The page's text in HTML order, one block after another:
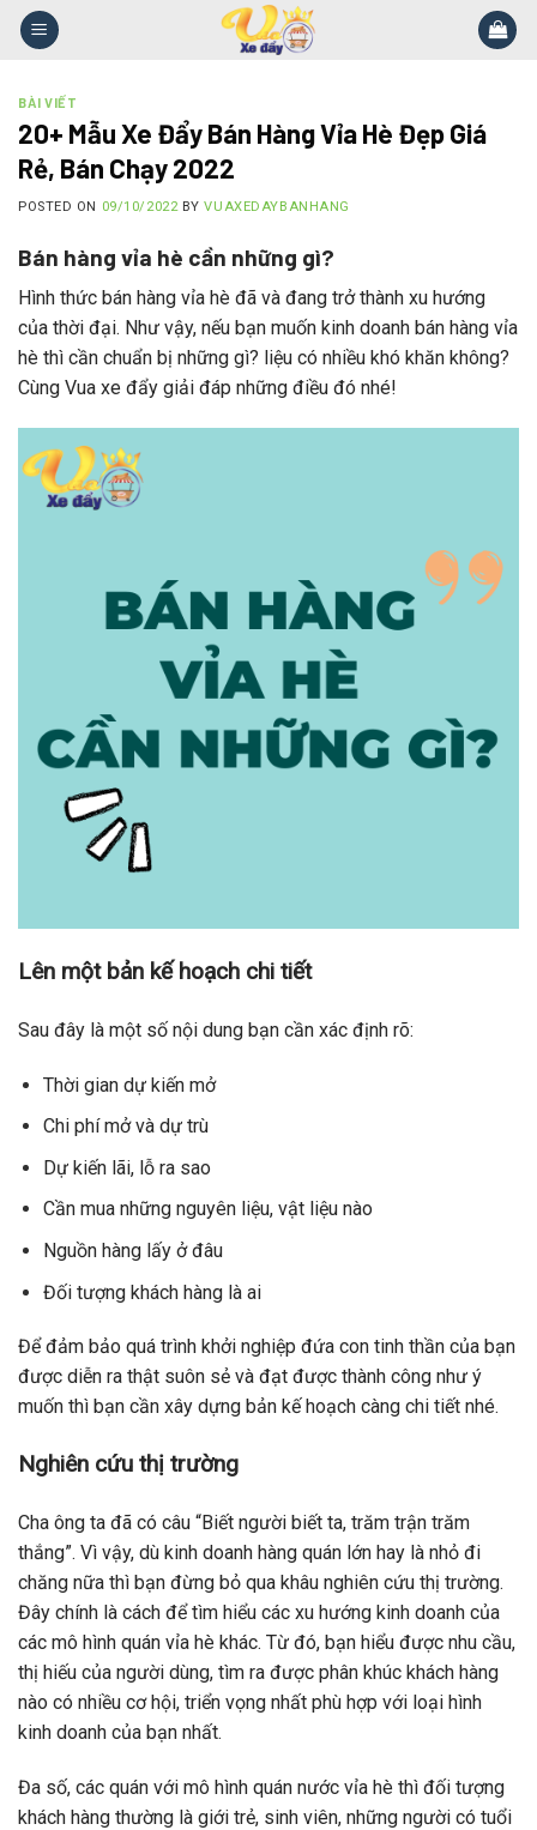
Skip
BÀI VIẾT
20+ Mẫu Xe Đẩy Bán Hàng Vỉa Hè Đẹp Giá
Rẻ, Bán Chạy 2022
POSTED ON 09/10/2022BYVUAXEDAYBANHANG
Bán hàng vỉa hè cần những gì?
Hình thức bán hàng vỉa hè đã và đang trở thành xu hướng
của thời đại. Như vậy, nếu bạn muốn kinh doanh bán hàng vỉa
hè thì cần chuẩn bị những gì? liệu có nhiều khó khăn không?
Cùng Vua xe đẩy giải đáp những điều đó nhé!
Lên một bản kế hoạch chi tiết
Sau đây là một số nội dung bạn cần xác định rõ:
Thời gian dự kiến mở
Chi phí mở và dự trù
Dự kiến lãi, lỗ ra sao
Cần mua những nguyên liệu, vật liệu nào
Nguồn hàng lấy ở đâu
Đối tượng khách hàng là ai
Để đảm bảo quá trình khởi nghiệp đứa con tinh thần của bạn
được diễn ra thật suôn sẻ và đạt được thành công như ý
muốn thì bạn cần xây dựng bản kế hoạch càng chi tiết nhé.
Nghiên cứu thị trường
Cha ông ta đã có câu “Biết người biết ta, trăm trận trăm
thắng”. Vì vậy, dù kinh doanh hàng quán lớn hay là nhỏ đi
chăng nữa thì bạn đừng bỏ qua khâu nghiên cứu thị trường.
Đây chính là cách để tìm hiểu các xu hướng kinh doanh của
các mô hình quán vỉa hè khác. Từ đó, bạn hiểu được nhu cầu,
thị hiếu của người dùng, tìm ra được phân khúc khách hàng
nào có nhiều cơ hội, triển vọng nhất phù hợp với loại hình
kinh doanh của bạn nhất.
Đa số, các quán với mô hình quán nước vỉa hè thì đối tượng
khách hàng thường là giới trẻ, sinh viên, những người có tuổi